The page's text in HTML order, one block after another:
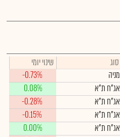
סוג
שינוי יומי
מניה
-0.73%
אג"ח ת"א
0.08%
אג"ח ת"א
-0.28%
אג"ח ת"א
-0.15%
אג"ח ת"א
0.00%